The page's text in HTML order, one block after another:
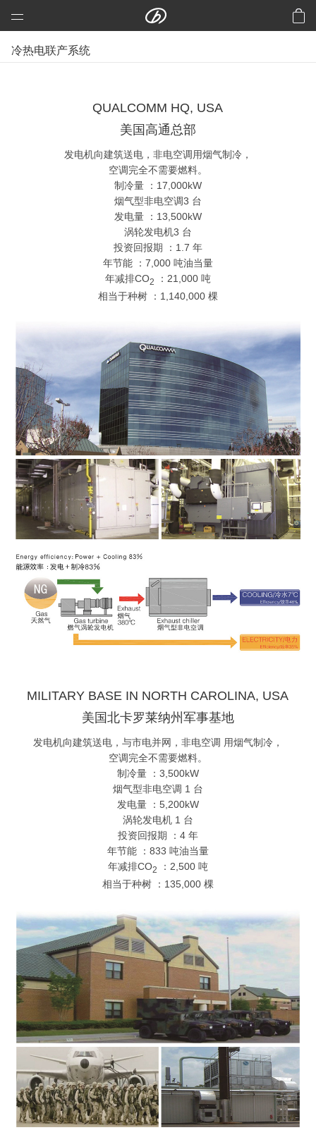
远大科技集团
芯板材料
冷热电联产系统
QUALCOMM HQ, USA
美国高通总部
发电机向建筑送电，非电空调用烟气制冷，
空调完全不需要燃料。
制冷量 ：17,000kW
烟气型非电空调3 台
发电量 ：13,500kW
涡轮发电机3 台
投资回报期 ：1.7 年
年节能 ：7,000 吨油当量
年减排CO2
：21,000 吨
相当于种树 ：1,140,000 棵
MILITARY BASE IN NORTH CAROLINA, USA
美国北卡罗莱纳州军事基地
发电机向建筑送电，与市电并网，非电空调 用烟气制冷，
空调完全不需要燃料。
制冷量 ：3,500kW
烟气型非电空调 1 台
发电量 ：5,200kW
涡轮发电机 1 台
投资回报期 ：4 年
年节能 ：833 吨油当量
年减排CO2
：2,500 吨
相当于种树 ：135,000 棵